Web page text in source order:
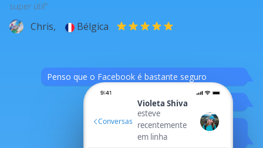
super útil"
Chris, Bélgica
Penso que o Facebook é bastante seguro
Mas quem sabe?
Hehe
Conversas
Violeta Shiva
esteve
recentemente
em linha